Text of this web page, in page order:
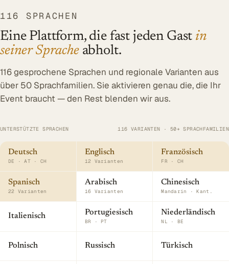
116 SPRACHEN
Eine Plattform, die fast jeden Gast in
seiner Spracheabholt.
116 gesprochene Sprachen und regionale Varianten aus
über 50 Sprachfamilien. Sie aktivieren genau die, die Ihr
Event braucht — den Rest blenden wir aus.
UNTERSTÜTZTE SPRACHEN 116 VARIANTEN · 50+ SPRACHFAMILIEN
Deutsch
DE · AT · CH
Englisch
12 Varianten
Französisch
FR · CH
Spanisch
22 Varianten
Arabisch
16 Varianten
Chinesisch
Mandarin · Kant.
Italienisch Portugiesisch
BR · PT
Niederländisch
NL · BE
Polnisch Russisch Türkisch